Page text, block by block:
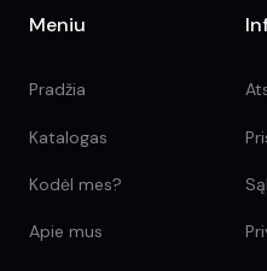
Meniu
Pradžia
Katalogas
Kodėl mes?
Apie mus